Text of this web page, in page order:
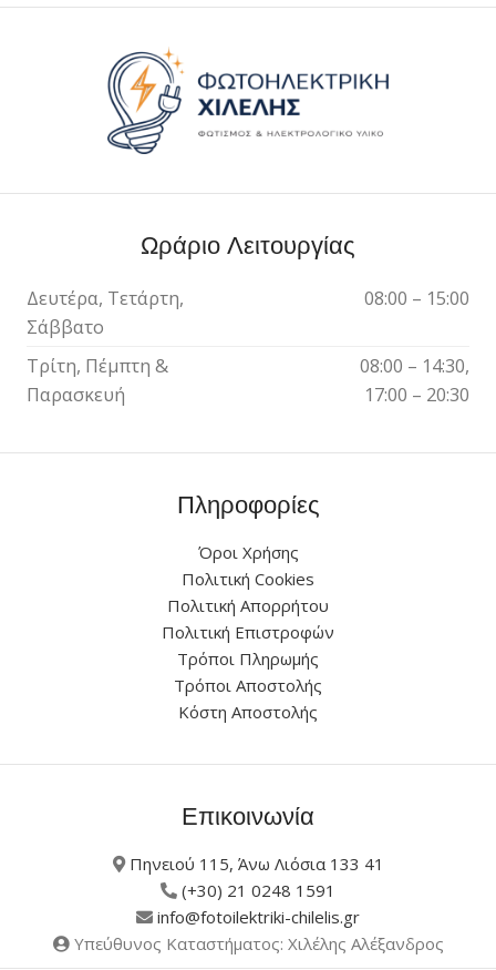
Ωράριο Λειτουργίας
Δευτέρα, Τετάρτη,
Σάββατο
08:00 – 15:00
Τρίτη, Πέμπτη &
Παρασκευή
08:00 – 14:30,
17:00 – 20:30
Πληροφορίες
Όροι Χρήσης
Πολιτική Cookies
Πολιτική Απορρήτου
Πολιτική Επιστροφών
Τρόποι Πληρωμής
Τρόποι Αποστολής
Κόστη Αποστολής
Επικοινωνία
Πηνειού 115, Άνω Λιόσια 133 41
(+30) 21 0248 1591
info@fotoilektriki-chilelis.gr
Υπεύθυνος Καταστήματος: Χιλέλης Αλέξανδρος